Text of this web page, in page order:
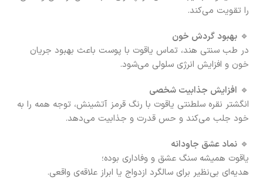
را تقویت می‌کند.
🔹 بهبود گردش خون
در طب سنتی هند، تماس یاقوت با پوست باعث بهبود جریان
خون و افزایش انرژی سلولی می‌شود.
🔹 افزایش جذابیت شخصی
انگشتر نقره سلطنتی یاقوت با رنگ قرمز آتشینش، توجه همه را به
خود جلب می‌کند و حس قدرت و جذابیت می‌دهد.
🔹 نماد عشق جاودانه
یاقوت همیشه سنگ عشق و وفاداری بوده؛
هدیه‌ای بی‌نظیر برای سالگرد ازدواج یا ابراز علاقه‌ی واقعی.